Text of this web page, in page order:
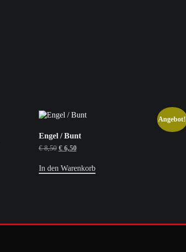
Angebot!
Engel / Bunt
€8,50 Ursprünglicher
war:
€ 8,50
€6,50Aktueller
ist:
€ 6,50.
In den Warenkorb